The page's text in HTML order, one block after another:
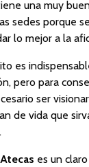
una muy
sedes porque
lo mejor a la
es
pero para
ser
de vida que
es un